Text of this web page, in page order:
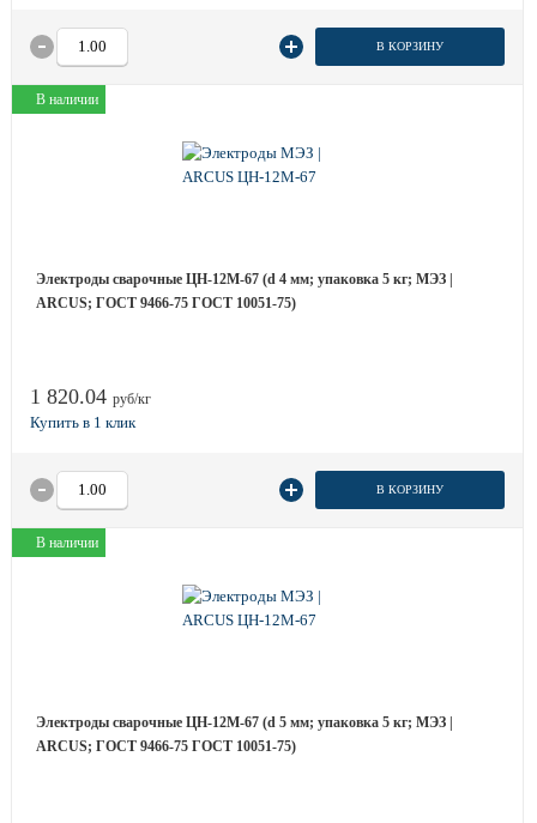
В КОРЗИНУ
В наличии
Электроды сварочные ЦН-12М-67 (d 4 мм; упаковка 5 кг; МЭЗ |
ARCUS; ГОСТ 9466-75 ГОСТ 10051-75)
1 820.04 руб/кг
В КОРЗИНУ
В наличии
Электроды сварочные ЦН-12М-67 (d 5 мм; упаковка 5 кг; МЭЗ |
ARCUS; ГОСТ 9466-75 ГОСТ 10051-75)